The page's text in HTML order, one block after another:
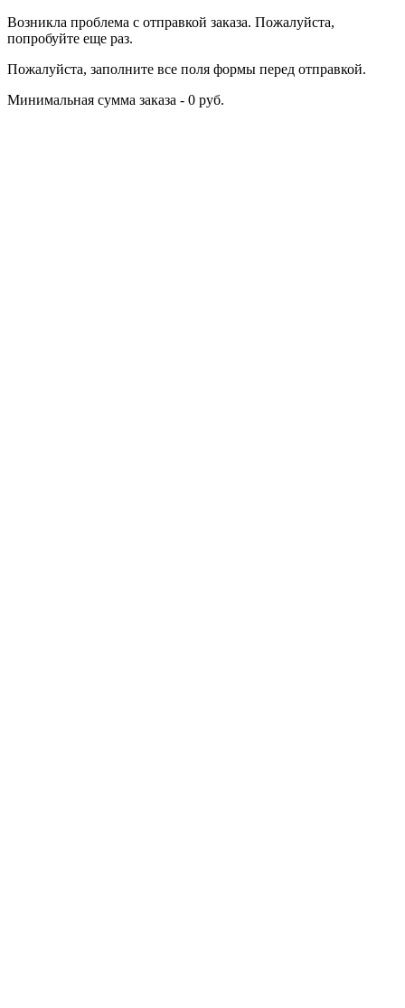
Возникла проблема с отправкой заказа. Пожалуйста,
попробуйте еще раз.
Пожалуйста, заполните все поля формы перед отправкой.
Минимальная сумма заказа - 0 руб.